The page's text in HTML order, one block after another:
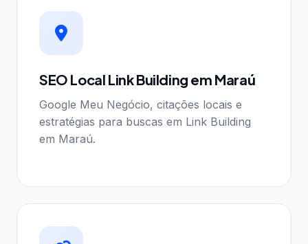
SEO Local Link Building em Maraú
Google Meu Negócio, citações locais e
estratégias para buscas em Link Building
em Maraú.